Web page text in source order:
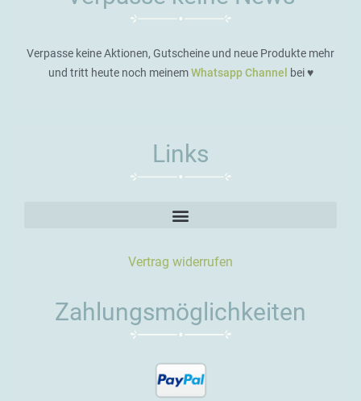
Verpasse keine Aktionen, Gutscheine und neue Produkte mehr
und tritt heute noch meinemWhatsapp Channel bei ♥️
Links
Vertrag widerrufen
Zahlungsmöglichkeiten